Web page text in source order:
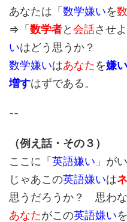
あなたは「 数学嫌いを
⇒「 数学者と会話させ
いはどう思うか？
数学嫌いはあなたを嫌い
増すはずである。
--
（例え話・その３）
ここに「 英語嫌い 」が
じゃあこの英語嫌いは
思うだろうか？ 思わな
あなたがこの英語嫌い